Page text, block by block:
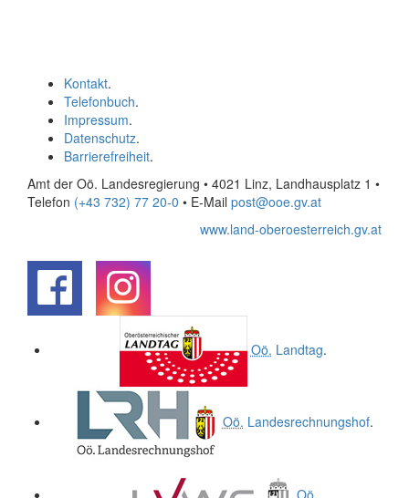
Kontakt.
Telefonbuch.
Impressum.
Datenschutz.
Barrierefreiheit.
Amt der Oö. Landesregierung • 4021 Linz, Landhausplatz 1 •
Telefon (+43 732) 77 20-0 • E-Mail post@ooe.gv.at
www.land-oberoesterreich.gv.at
Oö. Landtag.
Oö. Landesrechnungshof.
Oö.